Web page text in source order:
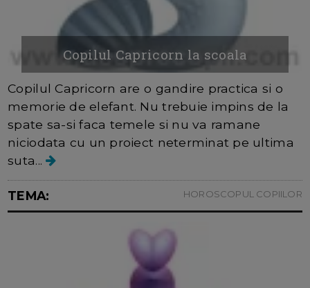
Copilul Capricorn la scoala
Copilul Capricorn are o gandire practica si o
memorie de elefant. Nu trebuie impins de la
spate sa-si faca temele si nu va ramane
niciodata cu un proiect neterminat pe ultima
suta...
TEMA: HOROSCOPUL COPIILOR